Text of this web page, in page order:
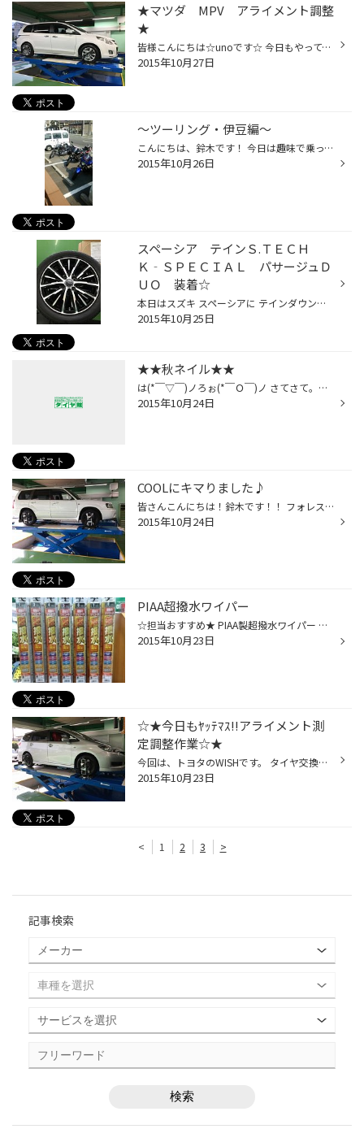
★マツダ MPV アライメント調整
★
皆様こんにちは☆unoです☆ 今日もやってます。アライメント調整!! 今回は、マツダのMPVです。 タイヤの４本交換してからのアライメント調整。 前のタイヤは外側が少し偏った減り方をしていたのでおすすめさせていただきました。 前のトーと後ろのトー、キャンバーの調整ができるミニバン。 なので、...
2015年10月27日
～ツーリング・伊豆編～
こんにちは、鈴木です！ 今日は趣味で乗っているバイクのお話です♪ 某日、瀬谷店の美濃口さん達と3台で伊豆に行ってきました。 朝8時半に海老名ＳＡに集合していざ！出発です！！ 最初の目的地は沼津港です。 そこでマグロを食べました、脂がのってとっても美味しかったです♪ 次に向かったのは、私...
2015年10月26日
スペーシア テインＳ.ＴＥＣＨ
Ｋ‐ＳＰＥＣＩＡＬ パサージュＤ
ＵＯ 装着☆
本日はスズキ スペーシアに テインダウンサスとアルミホイール パサージュデュオ１５インチを装着しました。 車高が４０ＭＭほど下がるのに加え インチアップで１５インチのブラポリカラーになることで 足元のスタイルが一変して とってもカッコよくなりました。 本日の装着サイズは ホイール１５...
2015年10月25日
★★秋ネイル★★
は(*￣▽￣)ノろぉ(*￣Ｏ￣)ノ さてさて。私の趣味のネイルですが、先日お友達のネイルを 秋バージョンにしましたぁ。。。うふ♪(*￣ー￣)ｖ レオパード（ヒョウ柄）なんだけど、やさしい色で、すっんごくキュート ***ヾ(≧∇≦)ﾉ"***きゃあぁあっ♪ しかも、マット（ツヤ消し）仕上げで、これからの季節...
2015年10月24日
COOLにキマりました♪
皆さんこんにちは！鈴木です！！ フォレスターにアルミホイールを装着してアライメントもやりました♪ 今回がアルミ交換初めてとゆうことで 私、鈴木！！気を引き締めてお話をさせていただきました！！ お客様と色々話し合いながらバッチリの1枚が決まりました！！ 白いボディーにマットブラックがめ...
2015年10月24日
PIAA超撥水ワイパー
☆担当おすすめ★ PIAA製超撥水ワイパー 超強力シリコート+５分で撥水コーティングを施してくれる優れもの。 ブレード形状のものと替えゴムのものをご用意してありますので、 最近多い樹脂製ブレードのお車にも対応しております。 同商品でも、一部商品はお取り寄せになりますのでご了承ください。
2015年10月23日
☆★今日もﾔｯﾃﾏｽ!!アライメント測
定調整作業☆★
今回は、トヨタのWISHです。 タイヤ交換後のアライメント作業でした。 このお車は交換前のタイヤで外側の減り方が著しかったので 測定、調整までやらせていただきました。 新品タイヤとアライメント調整で快適な運転とタイヤ長持ち!!! テスターが空いていればすぐできますので、皆様もお試し下さい...
2015年10月23日
< 1 2 3 >
記事検索